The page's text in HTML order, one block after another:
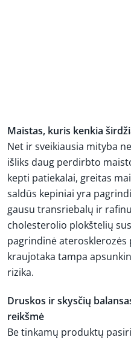
Maistas, kuris kenkia
Net ir sveikiausia mityba
išliks daug perdirbto
kepti patiekalai, greitas
saldūs kepiniai yra
gausu transriebalų ir
cholesterolio plokštelių
pagrindinė aterosklerozės
kraujotaka tampa
rizika.
Druskos ir skysčių
reikšmė
Be tinkamų produktų